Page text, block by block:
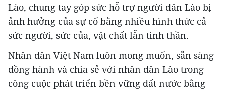
Lào, chung tay góp sức hỗ trợ người dân Lào bị
ảnh hưởng của sự cố bằng nhiều hình thức cả
sức người, sức của, vật chất lẫn tinh thần.
Nhân dân Việt Nam luôn mong muốn, sẵn sàng
đồng hành và chia sẻ với nhân dân Lào trong
công cuộc phát triển bền vững đất nước bằng